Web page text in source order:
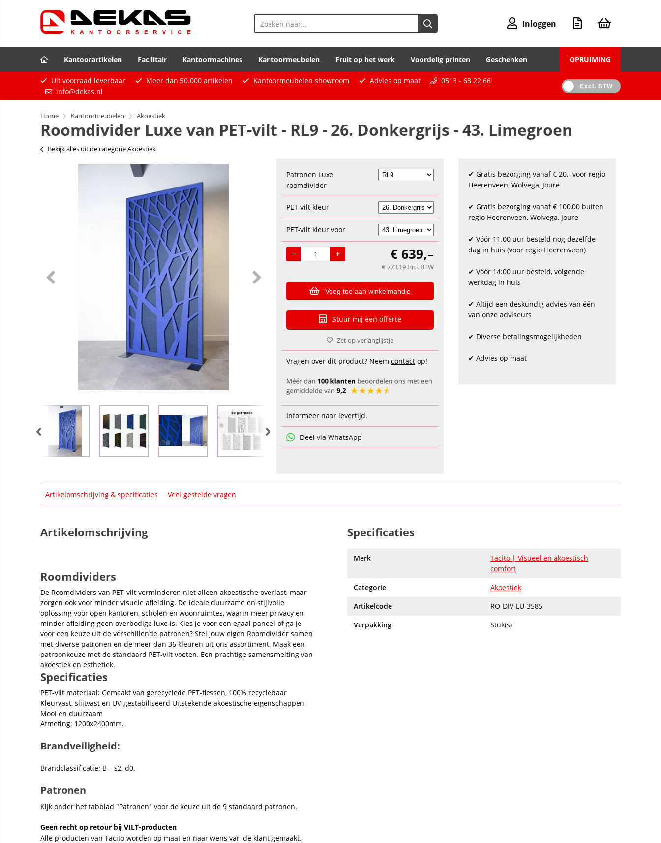
Inloggen
Kantoorartikelen Facilitair Kantoormachines Kantoormeubelen Fruit op het werk Voordelig printen Geschenken OPRUIMING
Uit voorraad leverbaar Meer dan 50.000 artikelen Kantoormeubelen showroom Advies op maat
0513 - 68 22 66
info@dekas.nl
Excl. BTW
Home Kantoormeubelen Akoestiek
Roomdivider Luxe van PET-vilt - RL9 - 26. Donkergrijs - 43. Limegroen
Bekijk alles uit de categorie Akoestiek
Patronen Luxe
roomdivider
PET-vilt kleur
PET-vilt kleur voor
€ 639,–
€ 773,19 Incl. BTW
Voeg toe aan winkelmandje
Stuur mij een offerte
Zet op verlanglijstje
Vragen over dit product? Neem contact op!
Informeer naar levertijd.
Deel via WhatsApp
✔ Gratis bezorging vanaf € 20,- voor regio
Heerenveen, Wolvega, Joure
✔ Gratis bezorging vanaf € 100,00 buiten
regio Heerenveen, Wolvega, Joure
✔ Vóór 11.00 uur besteld nog dezelfde
dag in huis (voor regio Heerenveen)
✔ Vóór 14:00 uur besteld, volgende
werkdag in huis
✔ Altijd een deskundig advies van één
van onze adviseurs
✔ Diverse betalingsmogelijkheden
✔ Advies op maat
Artikelomschrijving & specificaties Veel gestelde vragen
Artikelomschrijving
Roomdividers
De Roomdividers van PET-vilt verminderen niet alleen akoestische overlast, maar
zorgen ook voor minder visuele afleiding. De ideale duurzame en stijlvolle
oplossing voor open kantoren, scholen en woonruimtes, waarin meer privacy en
minder afleiding geen overbodige luxe is. Kies je voor een egaal paneel of ga je
voor een keuze uit de verschillende patronen? Stel jouw eigen Roomdivider samen
met diverse patronen en de meer dan 36 kleuren uit ons assortiment. Maak een
patroonkeuze met de standaard PET-vilt voeten. Een prachtige samensmelting van
akoestiek en esthetiek.
Specificaties
PET-vilt materiaal: Gemaakt van gerecyclede PET-flessen, 100% recyclebaar
Kleurvast, slijtvast en UV-gestabiliseerd Uitstekende akoestische eigenschappen
Mooi en duurzaam
Afmeting: 1200x2400mm.
Brandveiligheid:
Brandclassificatie: B – s2, d0.
Patronen
Kijk onder het tabblad "Patronen" voor de keuze uit de 9 standaard patronen.
Geen recht op retour bij VILT-producten
Alle producten van Tacito worden op maat en naar wens van de klant gemaakt.
Specificaties
Merk
Tacito | Visueel en akoestisch
comfort
Categorie
Akoestiek
Artikelcode
RO-DIV-LU-3585
Verpakking
Stuk(s)